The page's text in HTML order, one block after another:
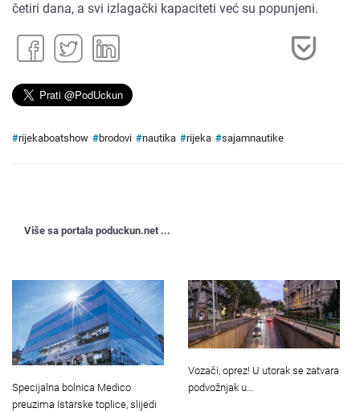
četiri dana, a svi izlagački kapaciteti već su popunjeni.
#rijekaboatshow #brodovi #nautika #rijeka #sajamnautike
Više sa portala poduckun.net ...
Specijalna bolnica Medico
preuzima Istarske toplice, slijedi
Vozači, oprez! U utorak se zatvara
podvožnjak u…